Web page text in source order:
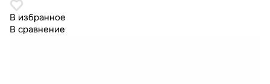
В избранное
В сравнение